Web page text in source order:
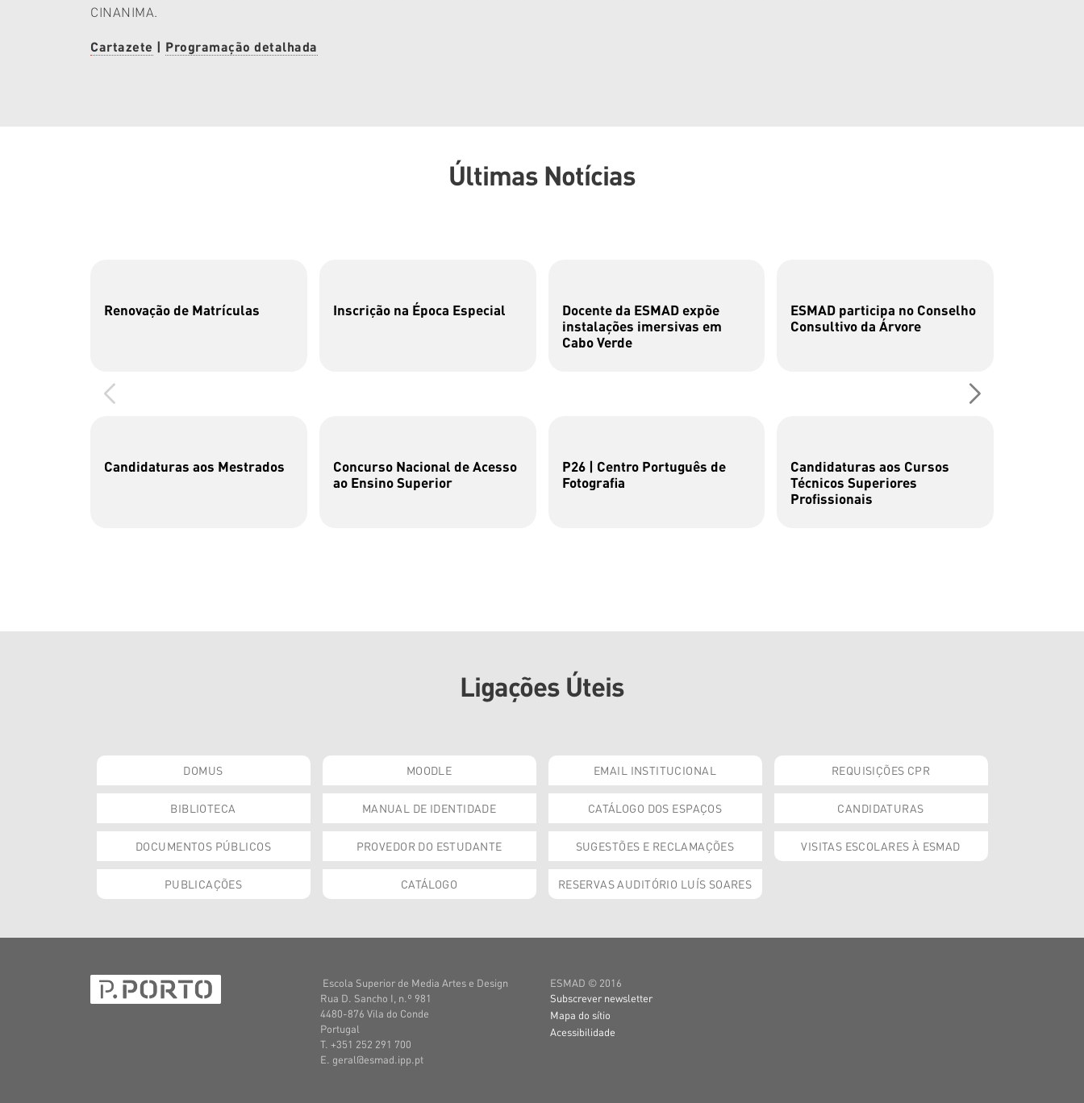
CINANIMA.
Cartazete | Programação detalhada
Últimas Notícias
Renovação de Matrículas Inscrição na Época Especial
Docente da ESMAD expõe
instalações imersivas em
Cabo Verde
ESMAD participa no Conselho
Consultivo da Árvore
Candidaturas aos Mestrados
Concurso Nacional de Acesso
ao Ensino Superior
P26 | Centro Português de
Fotografia
Candidaturas aos Cursos
Técnicos Superiores
Profissionais
Ligações Úteis
DOMUS MOODLE EMAIL INSTITUCIONAL REQUISIÇÕES CPR
BIBLIOTECA MANUAL DE IDENTIDADE CATÁLOGO DOS ESPAÇOS CANDIDATURAS
DOCUMENTOS PÚBLICOS PROVEDOR DO ESTUDANTE SUGESTÕES E RECLAMAÇÕES VISITAS ESCOLARES À ESMAD
PUBLICAÇÕES CATÁLOGO RESERVAS AUDITÓRIO LUÍS SOARES
Escola Superior de Media Artes e Design
Rua D. Sancho I, n.º 981
4480-876 Vila do Conde
Portugal
T. +351 252 291 700
E. geral@esmad.ipp.pt
ESMAD © 2016
Subscrever newsletter
Mapa do sítio
Acessibilidade